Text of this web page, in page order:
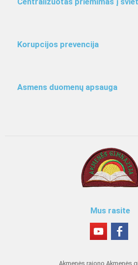
Korupcijos prevencija
Asmens duomenų apsauga
Mus rasite
Akmenės rajono Akmenės